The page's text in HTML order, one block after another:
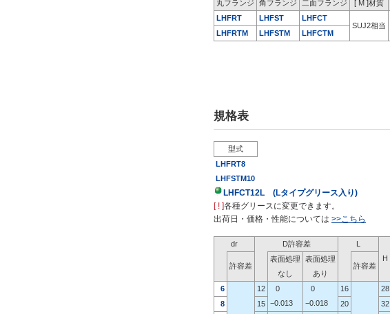
丸フランジ
角フランジ 二面フランジ [ M ]材質
LHFRT
LHFST
LHFCT
SUJ2相当
LHFRTM LHFSTM LHFCTM
規格表
型式
LHFRT8
LHFSTM10
LHFCT12L (Lタイプグリース入り)
[ ! ]各種グリースに変更できます。
出荷日・価格・性能については >>こちら
dr D許容差
L
H
許容差
表面処理
表面処理
許容差
なし
あり
6
12 0 0 16
28
8
15 −0.013 −0.018 20 32